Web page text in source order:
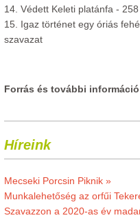
14. Védett Keleti platánfa -
15. Igaz történet egy óriás
szavazat
Forrás és további
Híreink
Mecseki Porcsin Piknik »
Munkalehetőség az orfűi
Szavazzon a 2020-as év